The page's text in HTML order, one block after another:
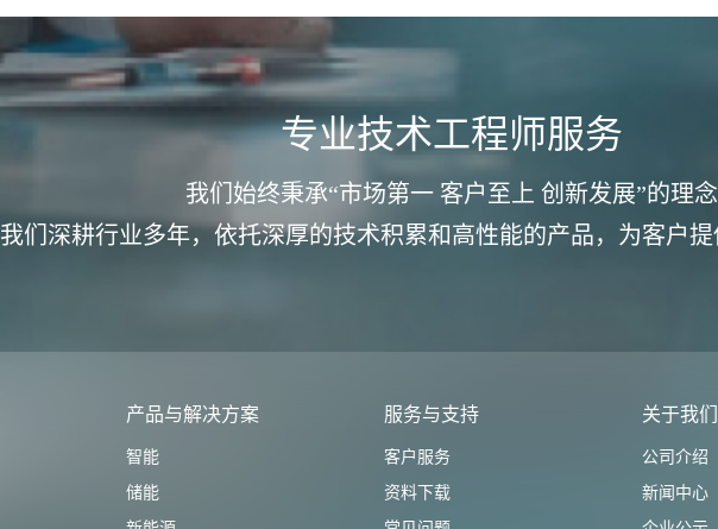
专业技术工程师服务
我们始终秉承“市场第一 客户至上 创新发展”的理念
我们深耕行业多年，依托深厚的技术积累和高性能的产品，为客户
产品与解决方案
智能
储能
服务与支持
客户服务
资料下载
关于我们
公司介绍
新闻中心